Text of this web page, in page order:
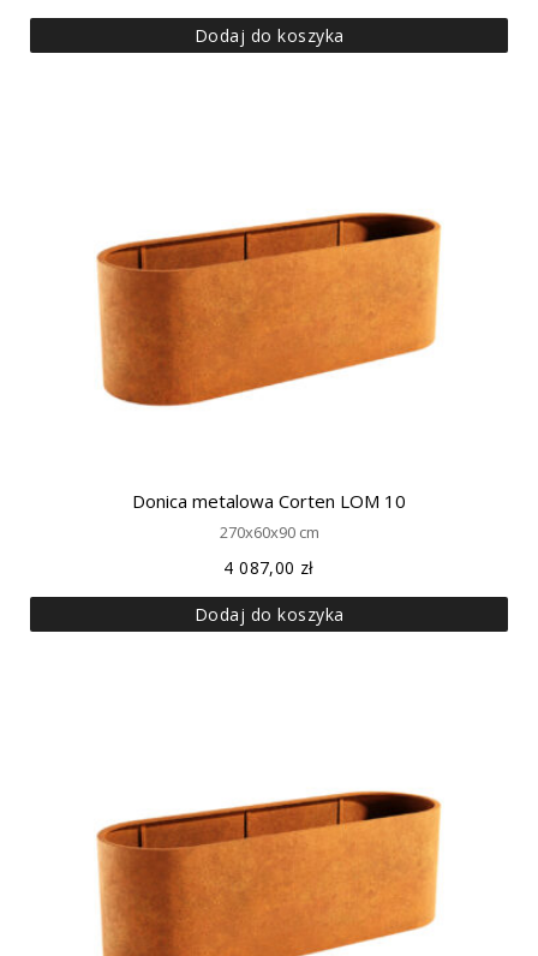
Dodaj do koszyka
Donica metalowa Corten LOM 10
270x60x90 cm
4 087,00 zł
Dodaj do koszyka